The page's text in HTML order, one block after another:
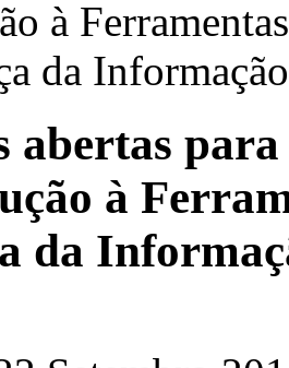
à
da
abertas
à
da